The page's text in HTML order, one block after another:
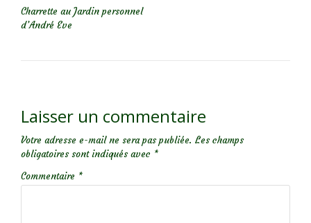
Charrette au Jardin personnel
d’André Eve
Laisser un commentaire
Votre adresse e-mail ne sera pas publiée. Les champs
obligatoires sont indiqués avec *
Commentaire *